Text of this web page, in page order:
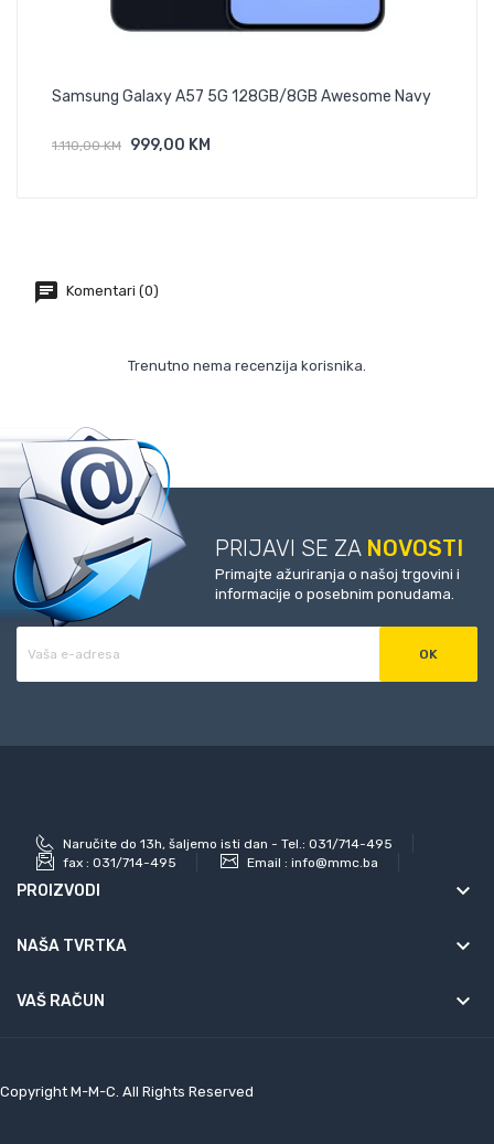
Samsung Galaxy A57 5G 128GB/8GB Awesome Navy
1.110,00 KM 999,00 KM
Dodaj U Košaricu
Komentari (0)
Trenutno nema recenzija korisnika.
PRIJAVI SE ZA NOVOSTI
Primajte ažuriranja o našoj trgovini i
informacije o posebnim ponudama.
Naručite do 13h, šaljemo isti dan - Tel.: 031/714-495
fax : 031/714-495 Email : info@mmc.ba
PROIZVODI keyboard_arrow_down
NAŠA TVRTKA keyboard_arrow_down
VAŠ RAČUN 
Copyright M-M-C. All Rights Reserved